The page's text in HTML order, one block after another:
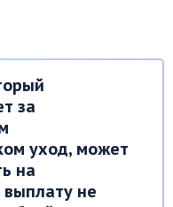
за
уход, может
на
не